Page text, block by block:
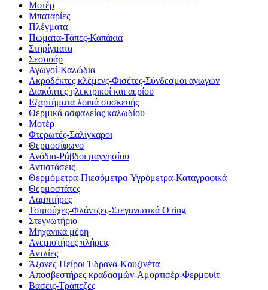
Μοτέρ
Μπαταρίες
Πλέγματα
Πώματα-Τάπες-Καπάκια
Στηρίγματα
Σεσουάρ
Αγωγοί-Καλώδια
Ακροδέκτες κλέμενς-Φισέτες-Σύνδεσμοι αγωγών
Διακόπτες ηλεκτρικοί και αερίου
Εξαρτήματα λοιπά συσκευής
Θερμικά ασφαλείας καλωδίου
Μοτέρ
Φτερωτές-Σαλίγκαροι
Θερμοσίφωνο
Ανόδια-Ράβδοι μαγνησίου
Αντιστάσεις
Θερμόμετρα-Πιεσόμετρα-Υγρόμετρα-Καταγραφικά
Θερμοστάτες
Λαμπτήρες
Τσιμούχες-Φλάντζες-Στεγανωτικά O'ring
Στεγνωτήριο
Μηχανικά μέρη
Ανεμιστήρες πλήρεις
Αντλίες
Άξονες-Πείροι Έδρανα-Κουζινέτα
Αποσβεστήρες κραδασμών-Αμορτισέρ-Φερμουίτ
Βάσεις-Τράπεζες